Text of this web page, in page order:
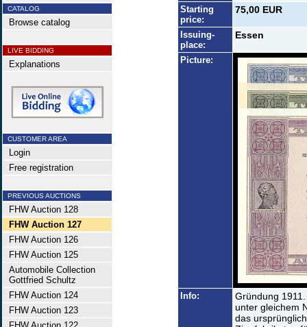
CATALOG
Browse catalog
LIVE BIDDING
Explanations
CUSTOMER AREA
Login
Free registration
PREVIOUS AUCTIONS
FHW Auction 128
FHW Auction 127
FHW Auction 126
FHW Auction 125
Automobile Collection
Gottfried Schultz
FHW Auction 124
FHW Auction 123
Starting
price:
75,00 EUR
Issuing-
place:
Essen
Picture:
Info:
Gründung
unter gleichem
das